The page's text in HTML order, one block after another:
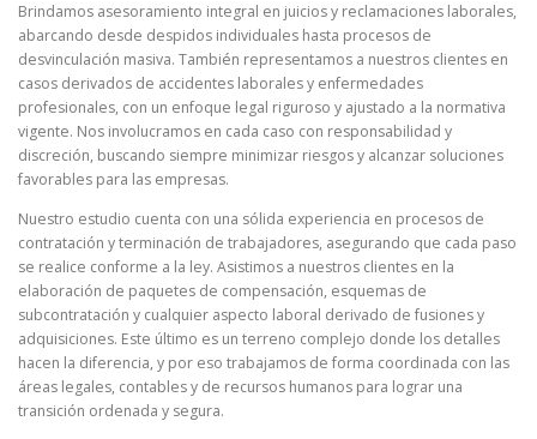
Brindamos asesoramiento integral en juicios y reclamaciones laborales,
abarcando desde despidos individuales hasta procesos de
desvinculación masiva. También representamos a nuestros clientes en
casos derivados de accidentes laborales y enfermedades
profesionales, con un enfoque legal riguroso y ajustado a la normativa
vigente. Nos involucramos en cada caso con responsabilidad y
discreción, buscando siempre minimizar riesgos y alcanzar soluciones
favorables para las empresas.
Nuestro estudio cuenta con una sólida experiencia en procesos de
contratación y terminación de trabajadores, asegurando que cada paso
se realice conforme a la ley. Asistimos a nuestros clientes en la
elaboración de paquetes de compensación, esquemas de
subcontratación y cualquier aspecto laboral derivado de fusiones y
adquisiciones. Este último es un terreno complejo donde los detalles
hacen la diferencia, y por eso trabajamos de forma coordinada con las
áreas legales, contables y de recursos humanos para lograr una
transición ordenada y segura.